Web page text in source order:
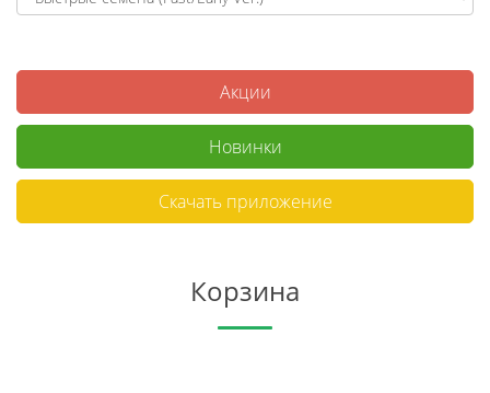
Акции
Новинки
Скачать приложение
Корзина